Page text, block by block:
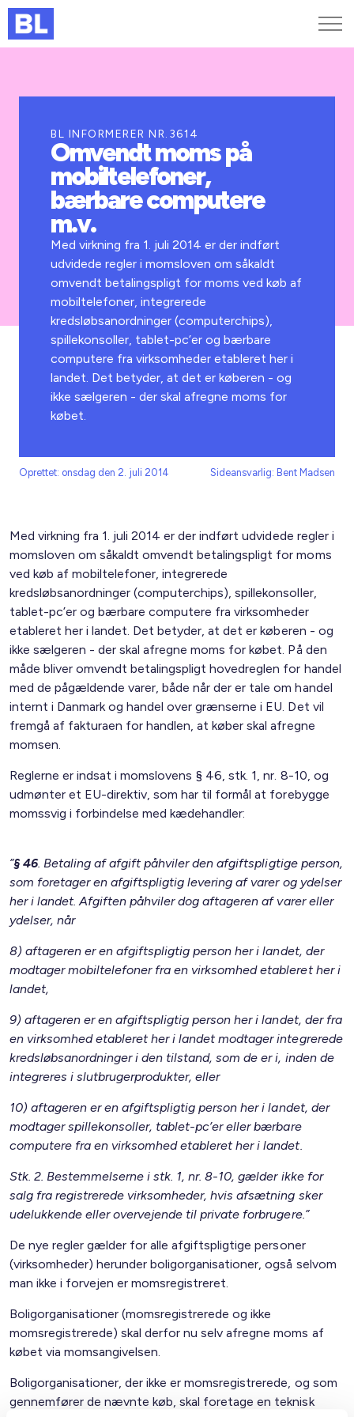
Kurser og arrangementer
Jobportalen
BL INFORMERER NR.3614
Omvendt moms på
mobiltelefoner,
bærbare computere
m.v.
Med virkning fra 1. juli 2014 er der indført
udvidede regler i momsloven om såkaldt
omvendt betalingspligt for moms ved køb af
mobiltelefoner, integrerede
kredsløbsanordninger (computerchips),
spillekonsoller, tablet-pc’er og bærbare
computere fra virksomheder etableret her i
landet. Det betyder, at det er køberen - og
ikke sælgeren - der skal afregne moms for
købet.
Oprettet: onsdag den 2. juli 2014 Sideansvarlig: Bent Madsen
Med virkning fra 1. juli 2014 er der indført udvidede regler i
momsloven om såkaldt omvendt betalingspligt for moms
ved køb af mobiltelefoner, integrerede
kredsløbsanordninger (computerchips), spillekonsoller,
tablet-pc’er og bærbare computere fra virksomheder
etableret her i landet. Det betyder, at det er køberen - og
ikke sælgeren - der skal afregne moms for købet. På den
måde bliver omvendt betalingspligt hovedreglen for handel
med de pågældende varer, både når der er tale om handel
internt i Danmark og handel over grænserne i EU. Det vil
fremgå af fakturaen for handlen, at køber skal afregne
momsen.
Reglerne er indsat i momslovens § 46, stk. 1, nr. 8-10, og
udmønter et EU-direktiv, som har til formål at forebygge
momssvig i forbindelse med kædehandler:
”§ 46. Betaling af afgift påhviler den afgiftspligtige person,
som foretager en afgiftspligtig levering af varer og ydelser
her i landet. Afgiften påhviler dog aftageren af varer eller
ydelser, når
8) aftageren er en afgiftspligtig person her i landet, der
modtager mobiltelefoner fra en virksomhed etableret her i
landet,
9) aftageren er en afgiftspligtig person her i landet, der fra
en virksomhed etableret her i landet modtager integrerede
kredsløbsanordninger i den tilstand, som de er i, inden de
integreres i slutbrugerprodukter, eller
10) aftageren er en afgiftspligtig person her i landet, der
modtager spillekonsoller, tablet-pc’er eller bærbare
computere fra en virksomhed etableret her i landet.
Stk. 2. Bestemmelserne i stk. 1, nr. 8-10, gælder ikke for
salg fra registrerede virksomheder, hvis afsætning sker
udelukkende eller overvejende til private forbrugere.”
De nye regler gælder for alle afgiftspligtige personer
(virksomheder) herunder boligorganisationer, også selvom
man ikke i forvejen er momsregistreret.
Boligorganisationer (momsregistrerede og ikke
momsregistrerede) skal derfor nu selv afregne moms af
købet via momsangivelsen.
Boligorganisationer, der ikke er momsregistrerede, og som
gennemfører de nævnte køb, skal foretage en teknisk